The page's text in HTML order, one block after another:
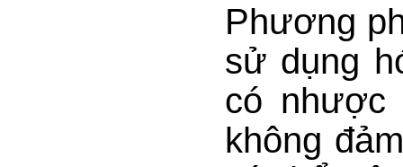
Phương
sử dụng
có nhược
không